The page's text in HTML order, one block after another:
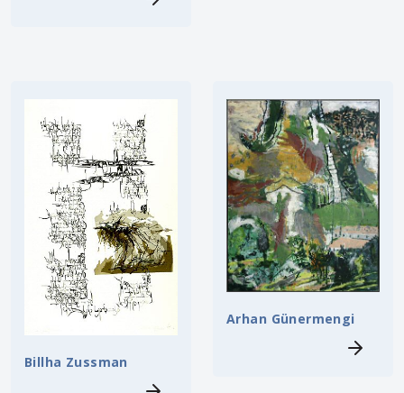
Billha Zussman
Arhan Günermengi